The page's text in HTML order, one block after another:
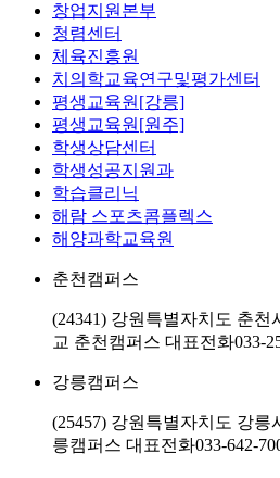
창업지원본부
청렴센터
체육진흥원
치의학교육연구및평가센터
평생교육원[강릉]
평생교육원[원주]
학생상담센터
학생성공지원과
학습클리닉
해람 스포츠콤플렉스
해양과학교육원
춘천캠퍼스
(24341) 강원특별자치도 춘
교 춘천캠퍼스 대표전화033-
강릉캠퍼스
(25457) 강원특별자치도 강
릉캠퍼스 대표전화033-642-